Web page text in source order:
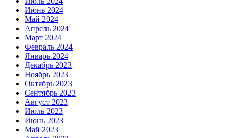
Июнь 2024
Май 2024
Апрель 2024
Март 2024
Февраль 2024
Январь 2024
Декабрь 2023
Ноябрь 2023
Октябрь 2023
Сентябрь 2023
Август 2023
Июль 2023
Июнь 2023
Май 2023